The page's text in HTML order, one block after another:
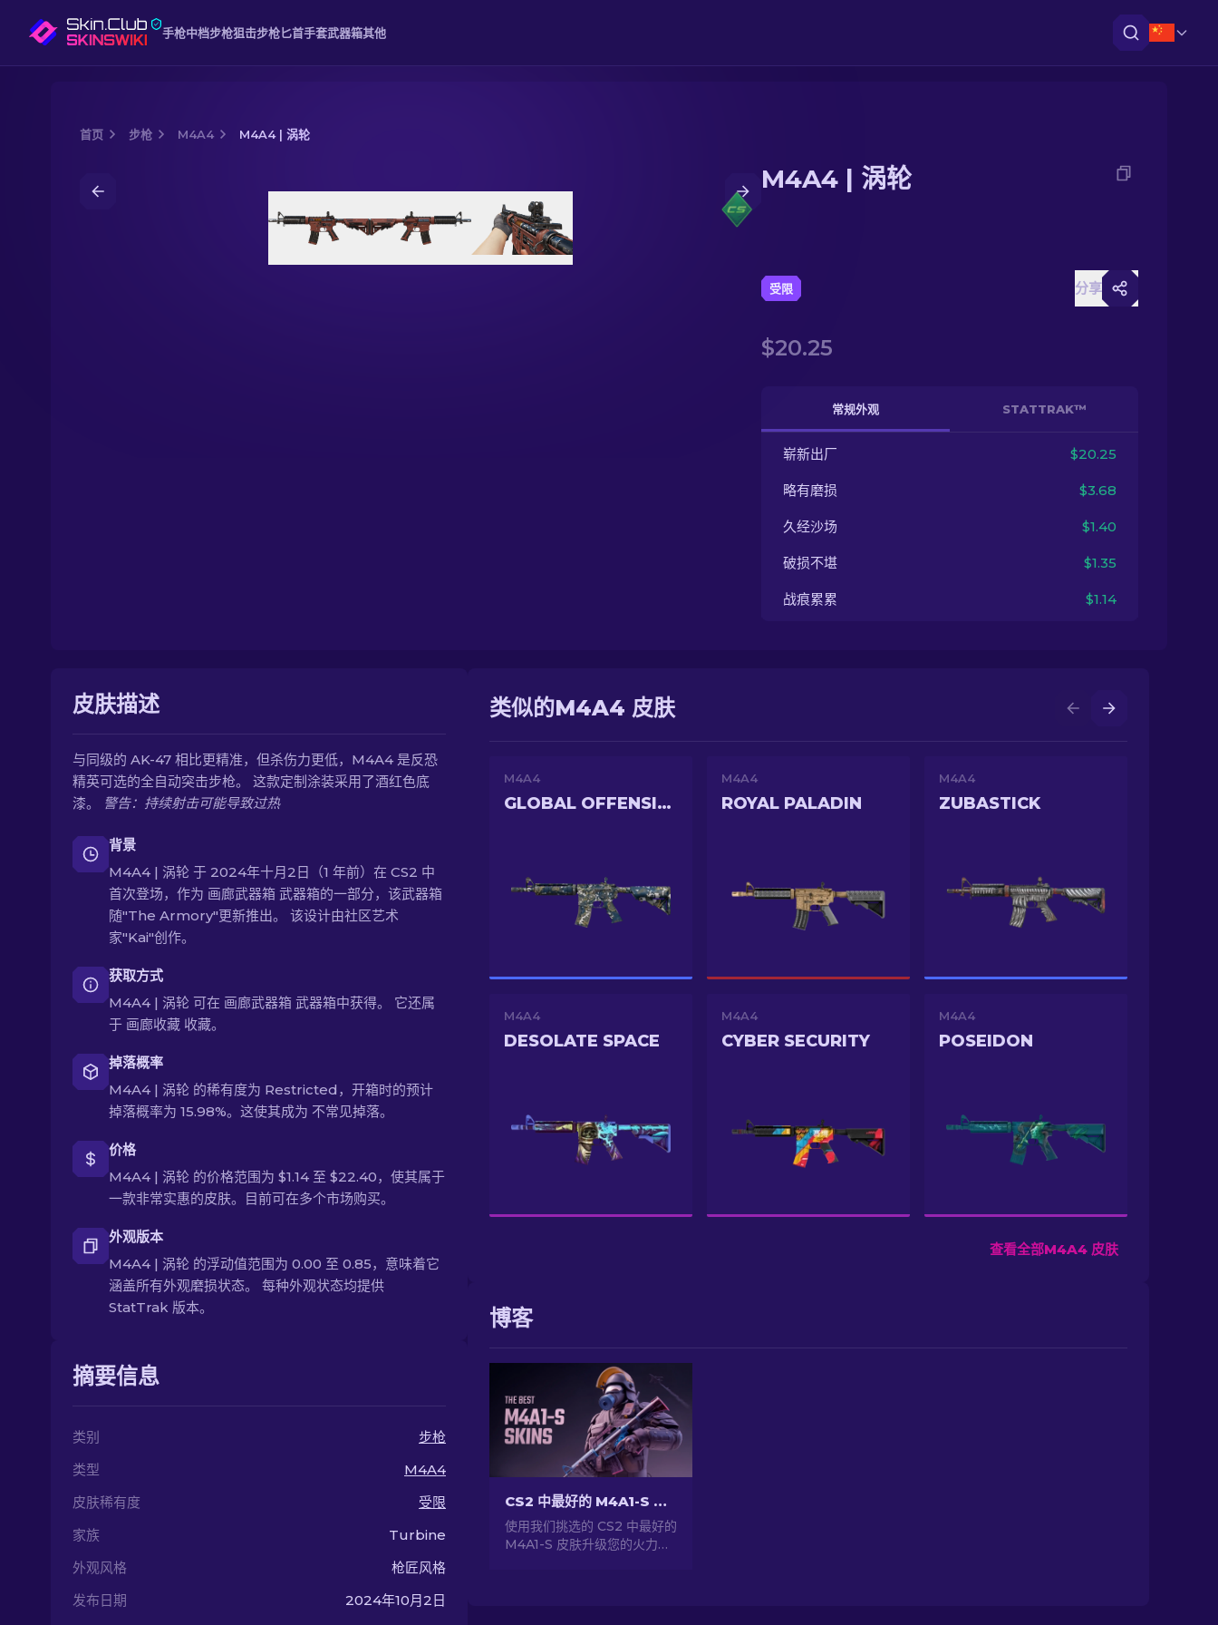
手枪中档步枪狙击步枪 匕首手套武器箱其他
首页 步枪 M4A4 M4A4 | 涡轮
M4A4 | 涡轮
受限 分享
$20.25
常规外观 STATTRAK™
崭新出厂 $20.25
略有磨损 $3.68
久经沙场 $1.40
破损不堪 $1.35
战痕累累 $1.14
皮肤描述
与同级的 AK-47 相比更精准，但杀伤力更低，M4A4 是反恐
精英可选的全自动突击步枪。 这款定制涂装采用了酒红色底
漆。
警告：持续射击可能导致过热
背景
M4A4 | 涡轮 于 2024年十月2日（1 年前）在 CS2 中
首次登场，作为 画廊武器箱 武器箱的一部分，该武器箱
随"The Armory"更新推出。 该设计由社区艺术
家"Kai"创作。
获取方式
M4A4 | 涡轮 可在 画廊武器箱 武器箱中获得。 它还属
于 画廊收藏 收藏。
掉落概率
M4A4 | 涡轮 的稀有度为 Restricted，开箱时的预计
掉落概率为 15.98%。这使其成为 不常见掉落。
价格
M4A4 | 涡轮 的价格范围为 $1.14 至 $22.40，使其属于
一款非常实惠的皮肤。目前可在多个市场购买。
外观版本
M4A4 | 涡轮 的浮动值范围为 0.00 至 0.85，意味着它
涵盖所有外观磨损状态。 每种外观状态均提供
StatTrak 版本。
摘要信息
类别
步枪
类型
M4A4
皮肤稀有度
受限
家族
Turbine
外观风格
枪匠风格
发布日期
2024年10月2日
类似的M4A4 皮肤
M4A4
GLOBAL OFFENSIVE
M4A4
ROYAL PALADIN
M4A4
ZUBASTICK
M4A4
DESOLATE SPACE
M4A4
CYBER SECURITY
M4A4
POSEIDON
查看全部M4A4 皮肤
博客
CS2 中最好的 M4A1-S 皮肤 [2026]
使用我们挑选的 CS2 中最好的
M4A1-S 皮肤升级您的火力。